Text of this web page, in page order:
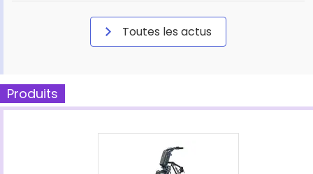
Toutes les actus
Produits